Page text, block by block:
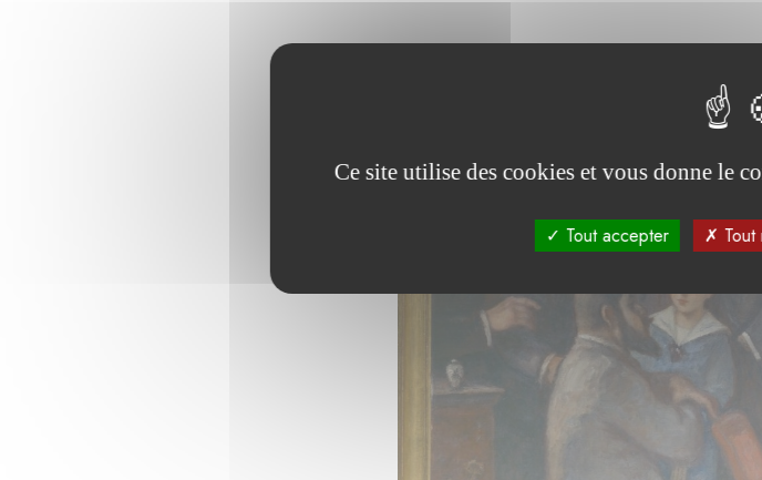
Ce site utilise des cookies et vous donne le
Tout accepter